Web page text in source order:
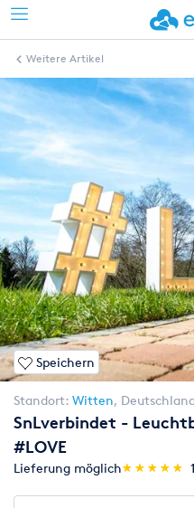
Weitere Artikel
Speichern
Standort: Witten,
SnLverbindet -
#LOVE
Lieferung möglich(*)
★
★
(*)★
★
(*) ★
★
(*) ★
★
(*) ★
★ 1